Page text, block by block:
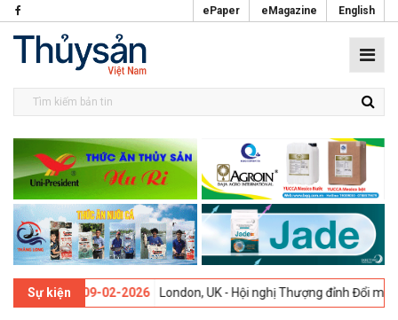
ePaper eMagazine English
Sự kiện
thứ 13 -09-02-2026 London, UK - Hội nghị Thượng đỉnh Đổi mới